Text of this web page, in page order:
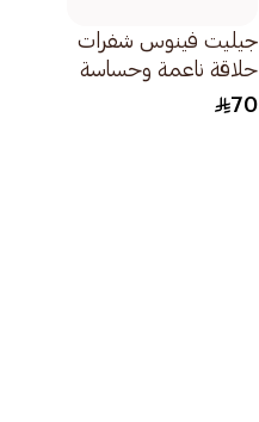
جيليت فينوس شفرات
حلاقة ناعمة وحساسة
وردية 4قطع
70